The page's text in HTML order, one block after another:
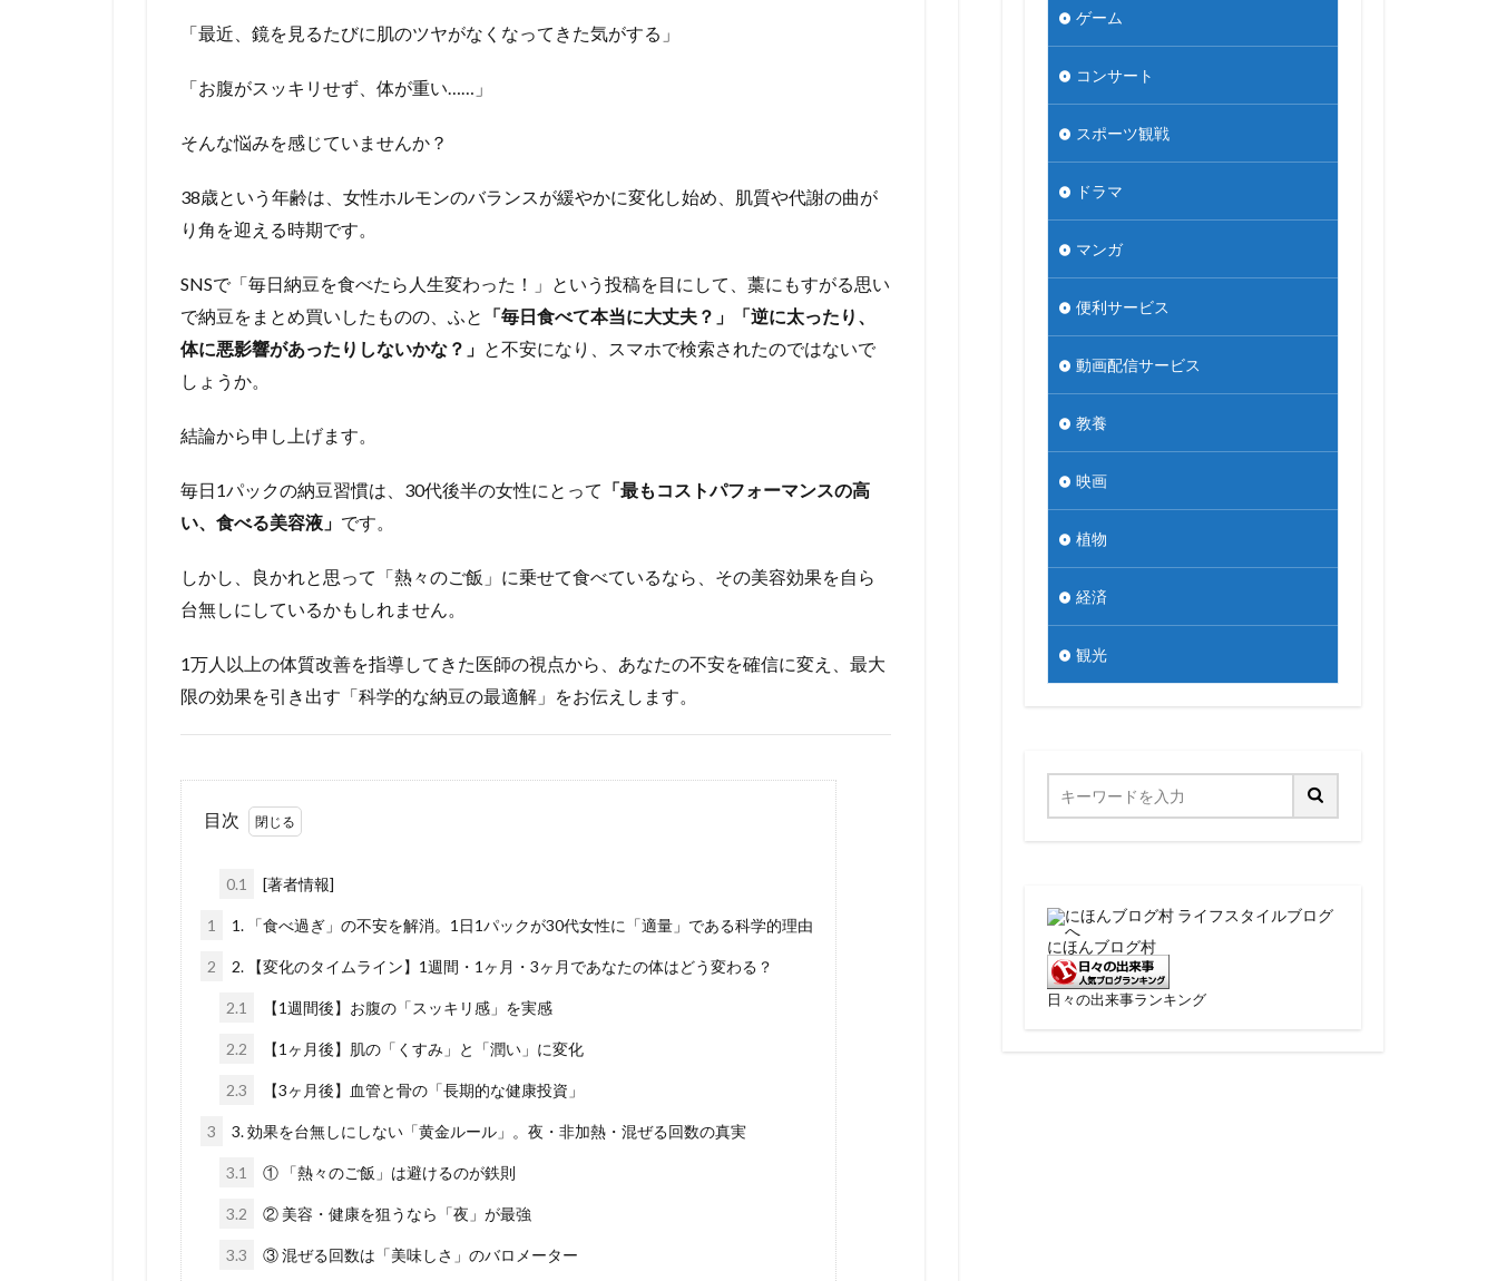
「最近、鏡を見るたびに肌のツヤがなくなってきた気がする」
「お腹がスッキリせず、体が重い……」
そんな悩みを感じていませんか？
38歳という年齢は、女性ホルモンのバランスが緩やかに変化し始め、肌質や代謝の曲が
り角を迎える時期です。
SNSで「毎日納豆を食べたら人生変わった！」という投稿を目にして、藁にもすがる思い
で納豆をまとめ買いしたものの、ふと
「毎日食べて本当に大丈夫？」「逆に太ったり、
体に悪影響があったりしないかな？」 と不安になり、スマホで検索されたのではないで
しょうか。
結論から申し上げます。
毎日1パックの納豆習慣は、30代後半の女性にとって 「最もコストパフォーマンスの高
い、食べる美容液」 です。
しかし、良かれと思って「熱々のご飯」に乗せて食べているなら、その美容効果を自ら
台無しにしているかもしれません。
1万人以上の体質改善を指導してきた医師の視点から、あなたの不安を確信に変え、最大
限の効果を引き出す「科学的な納豆の最適解」をお伝えします。
目次
0.1 [著者情報]
1 1. 「食べ過ぎ」の不安を解消。1日1パックが30代女性に「適量」である科学的理由
2 2. 【変化のタイムライン】1週間・1ヶ月・3ヶ月であなたの体はどう変わる？
2.1 【1週間後】お腹の「スッキリ感」を実感
2.2 【1ヶ月後】肌の「くすみ」と「潤い」に変化
2.3 【3ヶ月後】血管と骨の「長期的な健康投資」
3 3. 効果を台無しにしない「黄金ルール」。夜・非加熱・混ぜる回数の真実
3.1 ① 「熱々のご飯」は避けるのが鉄則
3.2 ② 美容・健康を狙うなら「夜」が最強
3.3 ③ 混ぜる回数は「美味しさ」のバロメーター
ゲーム
コンサート
スポーツ観戦
ドラマ
マンガ
便利サービス
動画配信サービス
教養
映画
植物
経済
観光
にほんブログ村
日々の出来事ランキング